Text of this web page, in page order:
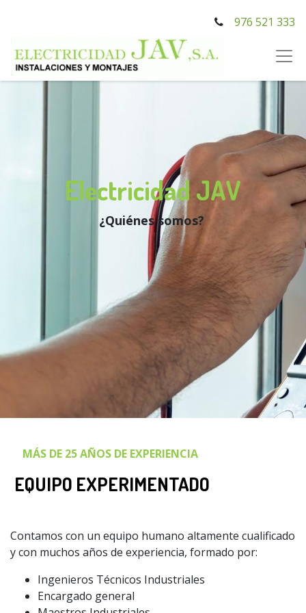
976 521 333
Electricidad JAV
¿Quiénes somos?
MÁS DE 25 AÑOS DE EXPERIENCIA
EQUIPO EXPERIMENTADO
Contamos con un equipo humano altamente cualificado
y con muchos años de experiencia, formado por:
Ingenieros Técnicos Industriales
Encargado general